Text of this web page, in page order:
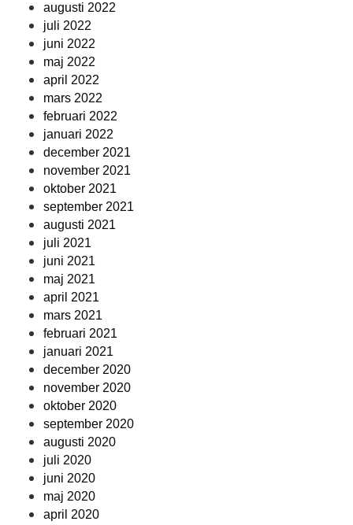
augusti 2022
juli 2022
juni 2022
maj 2022
april 2022
mars 2022
februari 2022
januari 2022
december 2021
november 2021
oktober 2021
september 2021
augusti 2021
juli 2021
juni 2021
maj 2021
april 2021
mars 2021
februari 2021
januari 2021
december 2020
november 2020
oktober 2020
september 2020
augusti 2020
juli 2020
juni 2020
maj 2020
april 2020